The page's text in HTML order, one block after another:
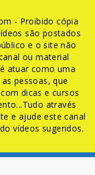
- Proibido cópia
e o site não
ou material
atuar como uma
pessoas, que
dicas e cursos
através
e ajude este canal
vídeos sugeridos.